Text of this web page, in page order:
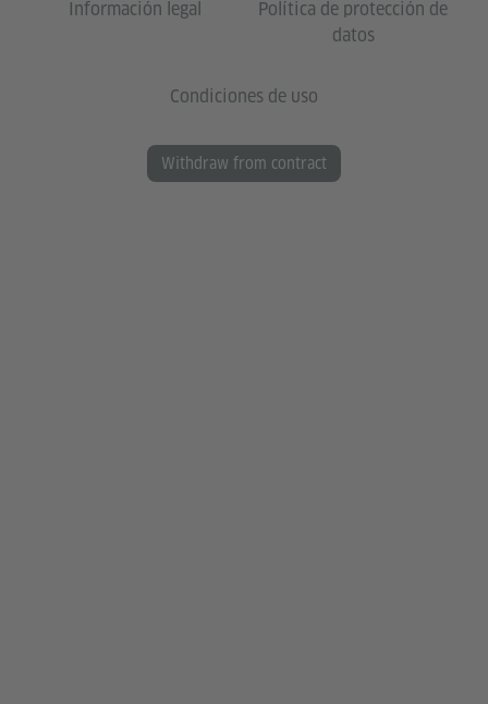
Información legal
Política de protección de
datos
Condiciones de uso
Withdraw from contract